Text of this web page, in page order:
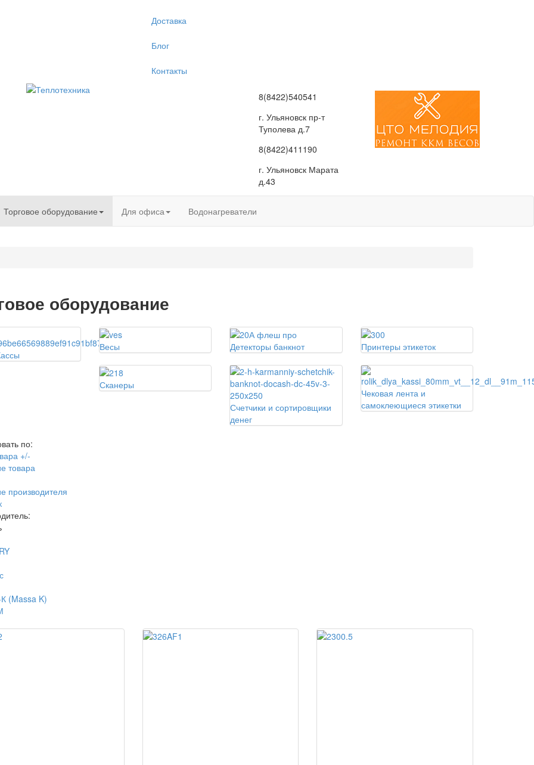
Доставка
Блог
Контакты
8(8422)540541
г. Ульяновск пр-т
Туполева д.7
8(8422)411190
г. Ульяновск Марата
д.43
Торговое оборудование Для офиса Водонагреватели
оборудование
Весы Детекторы банкнот Принтеры этикеток
Сканеры
Счетчики и сортировщики
денег
Чековая лента и
самоклеющиеся этикетки
по:
+/-
товара
производителя
(Massa K)